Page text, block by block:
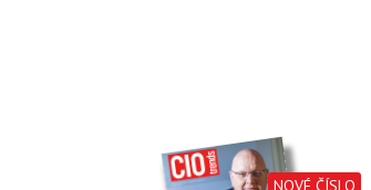
NOVÉ ČÍSLO